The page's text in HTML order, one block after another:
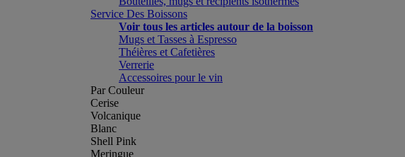
Service Des Boissons
Voir tous les articles autour de la boisson
Mugs et Tasses à Espresso
Théières et Cafetières
Verrerie
Accessoires pour le vin
Par Couleur
Cerise
Volcanique
Blanc
Shell Pink
Meringue